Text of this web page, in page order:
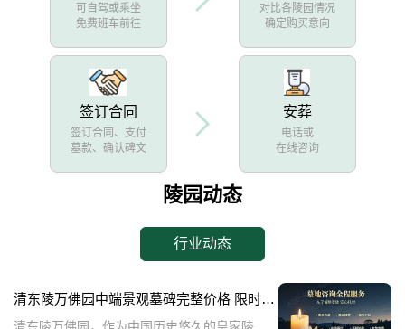
可自驾或乘坐
免费班车前往
对比各陵园情况
确定购买意向
签订合同
签订合同、支付
墓款、确认碑文
安葬
电话或
在线咨询
陵园动态
行业动态
清东陵万佛园中端景观墓碑完整价格 限时减免多年管理费详解
清东陵万佛园，作为中国历史悠久的皇家陵